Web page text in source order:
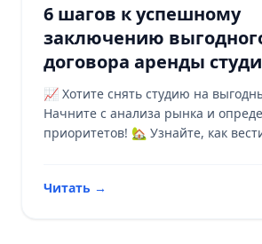
6 шагов к успешному
заключению
договора аренды
📈 Хотите снять студию на
Начните с анализа рынка и
приоритетов! 🏡 Узнайте, как
Читать →